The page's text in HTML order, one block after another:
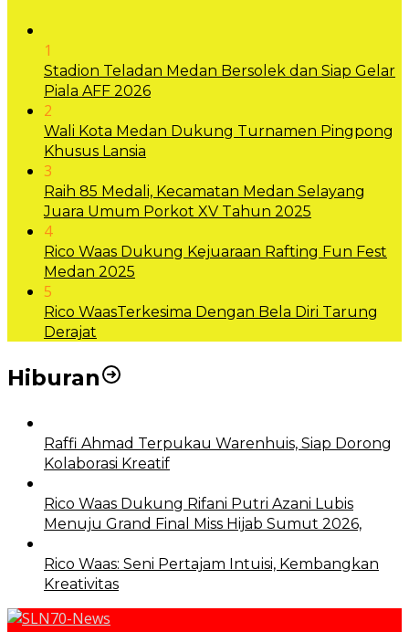
1
Stadion Teladan Medan Bersolek dan Siap Gelar
Piala AFF 2026
2
Wali Kota Medan Dukung Turnamen Pingpong
Khusus Lansia
3
Raih 85 Medali, Kecamatan Medan Selayang
Juara Umum Porkot XV Tahun 2025
4
Rico Waas Dukung Kejuaraan Rafting Fun Fest
Medan 2025
5
Rico WaasTerkesima Dengan Bela Diri Tarung
Derajat
Hiburan
Raffi Ahmad Terpukau Warenhuis, Siap Dorong
Kolaborasi Kreatif
Rico Waas Dukung Rifani Putri Azani Lubis
Menuju Grand Final Miss Hijab Sumut 2026,
Rico Waas: Seni Pertajam Intuisi, Kembangkan
Kreativitas